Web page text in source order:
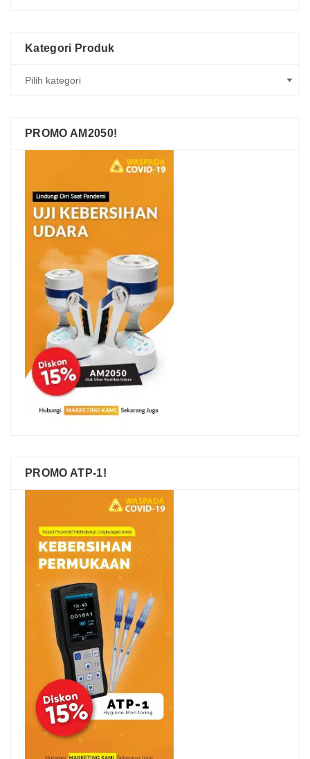
Kategori Produk
PROMO AM2050!
PROMO ATP-1!